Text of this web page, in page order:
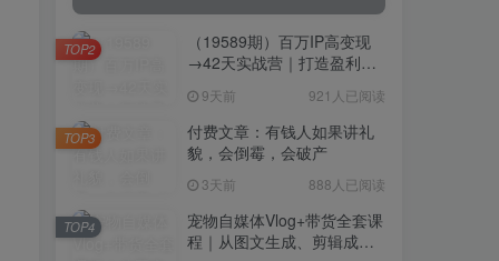
（19589期）百万IP高变现
→42天实战营｜打造盈利赚
域转化批量成交积累客户案
例
9天前 921人已阅读
TOP2
付费文章：有钱人如果讲礼
貌，会倒霉，会破产
3天前 888人已阅读
TOP3
宠物自媒体Vlog+带货全套课
程｜从图文生成、剪辑成片
TOP4